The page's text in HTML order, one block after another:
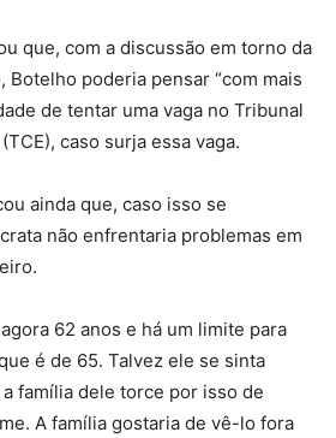
que, com a discussão em torno da
Botelho poderia pensar “com mais
de tentar uma vaga no Tribunal
caso surja essa vaga.
ainda que, caso isso se
não enfrentaria problemas em
62 anos e há um limite para
é de 65. Talvez ele se sinta
família dele torce por isso de
A família gostaria de vê-lo fora